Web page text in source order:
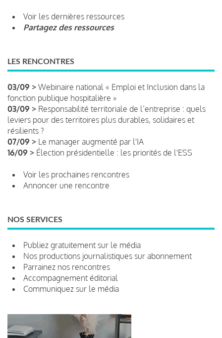
Voir les dernières ressources
Partagez des ressources
LES RENCONTRES
03/09 > Webinaire national « Emploi et Inclusion dans la
fonction publique hospitalière »
03/09 > Responsabilité territoriale de l’entreprise : quels
leviers pour des territoires plus durables, solidaires et
résilients ?
07/09 > Le manager augmenté par l'IA
16/09 > Élection présidentielle : les priorités de l'ESS
Voir les prochaines rencontres
Annoncer une rencontre
NOS SERVICES
Publiez gratuitement sur le média
Nos productions journalistiques sur abonnement
Parrainez nos rencontres
Accompagnement éditorial
Communiquez sur le média